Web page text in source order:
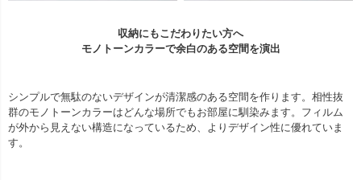
収納にもこだわりたい方へ
モノトーンカラーで余白のある空間を演出
シンプルで無駄のないデザインが清潔感のある空間を作ります。相性抜
群のモノトーンカラーはどんな場所でもお部屋に馴染みます。フィルム
が外から見えない構造になっているため、よりデザイン性に優れていま
す。